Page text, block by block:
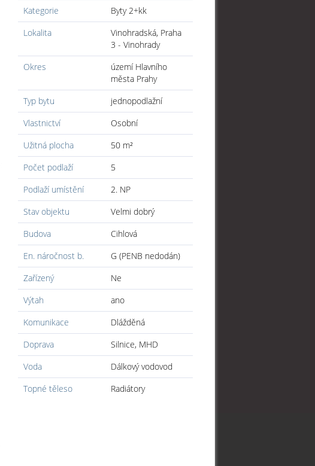
Kategorie
Byty 2+kk
Lokalita
Vinohradská, Praha
3 - Vinohrady
Okres
území Hlavního
města Prahy
Typ bytu
jednopodlažní
Vlastnictví
Osobní
Užitná plocha
50 m²
Počet podlaží
5
Podlaží umístění
2. NP
Stav objektu
Velmi dobrý
Budova
Cihlová
En. náročnost b.
G (PENB nedodán)
Zařízený
Ne
Výtah
ano
Komunikace
Dlážděná
Doprava
Silnice, MHD
Voda
Dálkový vodovod
Topné těleso
Radiátory